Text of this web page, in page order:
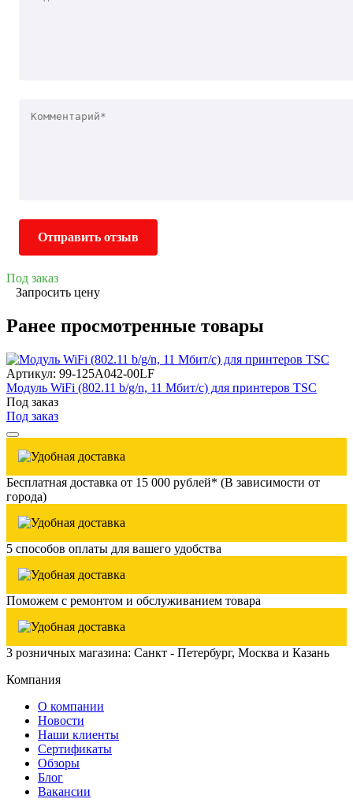
Отправить отзыв
Под заказ
Запросить цену
Ранее просмотренные товары
Артикул: 99-125A042-00LF
Модуль WiFi (802.11 b/g/n, 11 Мбит/с) для принтеров TSC
Под заказ
Под заказ
Бесплатная доставка от 15 000 рублей* (В зависимости от
города)
5 способов оплаты для вашего удобства
Поможем с ремонтом и обслуживанием товара
3 розничных магазина: Санкт - Петербург, Москва и Казань
Компания
О компании
Новости
Наши клиенты
Сертификаты
Обзоры
Блог
Вакансии